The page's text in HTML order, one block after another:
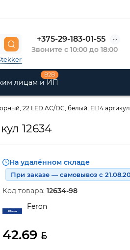
+375-29-183-01-55
Звоните с 10:00 до 18:00
B2B
лицам и ИП
22 LED AC/DC, белый, EL14 артикул
12634
На удалённом складе
При заказе — самовывоз с
Код товара: 12634-98
Feron
42.69